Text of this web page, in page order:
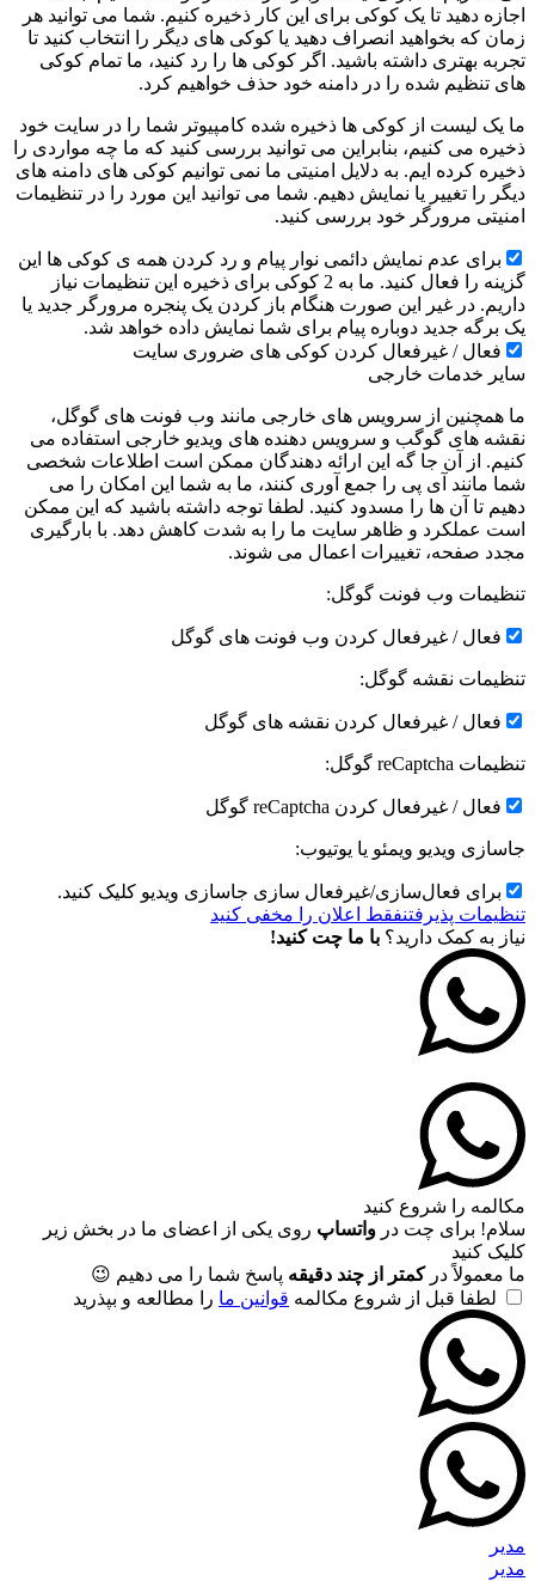
اجازه دهید تا یک کوکی برای این کار ذخیره کنیم. شما می توانید هر
زمان که بخواهید انصراف دهید یا کوکی های دیگر را انتخاب کنید تا
تجربه بهتری داشته باشید. اگر کوکی ها را رد کنید، ما تمام کوکی
های تنظیم شده را در دامنه خود حذف خواهیم کرد.
ما یک لیست از کوکی ها ذخیره شده کامپیوتر شما را در سایت خود
ذخیره می کنیم، بنابراین می توانید بررسی کنید که ما چه مواردی را
ذخیره کرده ایم. به دلایل امنیتی ما نمی توانیم کوکی های دامنه های
دیگر را تغییر یا نمایش دهیم. شما می توانید این مورد را در تنظیمات
امنیتی مرورگر خود بررسی کنید.
برای عدم نمایش دائمی نوار پیام و رد کردن همه ی کوکی ها این
گزینه را فعال کنید. ما به 2 کوکی برای ذخیره این تنظیمات نیاز
داریم. در غیر این صورت هنگام باز کردن یک پنجره مرورگر جدید یا
یک برگه جدید دوباره پیام برای شما نمایش داده خواهد شد.
فعال / غیرفعال کردن کوکی های ضروری سایت
سایر خدمات خارجی
ما همچنین از سرویس های خارجی مانند وب فونت های گوگل،
نقشه های گوگب و سرویس دهنده های ویدیو خارجی استفاده می
کنیم. از آن جا گه این ارائه دهندگان ممکن است اطلاعات شخصی
شما مانند آی پی را جمع آوری کنند، ما به شما این امکان را می
دهیم تا آن ها را مسدود کنید. لطفا توجه داشته باشید که این ممکن
است عملکرد و ظاهر سایت ما را به شدت کاهش دهد. با بارگیری
مجدد صفحه، تغییرات اعمال می شوند.
تنظیمات وب فونت گوگل:
فعال / غیرفعال کردن وب فونت های گوگل
تنظیمات نقشه گوگل:
فعال / غیرفعال کردن نقشه های گوگل
تنظیمات reCaptcha گوگل:
فعال / غیرفعال کردن reCaptcha گوگل
جاسازی ویدیو ویمئو یا یوتیوب:
برای فعال‌سازی/غیرفعال سازی جاسازی ویدیو کلیک کنید.
تنظیمات پذیرفتنفقط اعلان را مخفی کنید
نیاز به کمک دارید؟ با ما چت کنید!
مکالمه را شروع کنید
سلام! برای چت در واتساپ روی یکی از اعضای ما در بخش زیر
کلیک کنید
ما معمولاً درکمتر از چند دقیقه پاسخ شما را می دهیم 😉
لطفا قبل از شروع مکالمه قوانین ما را مطالعه و بپذرید
مدیر
مدیر